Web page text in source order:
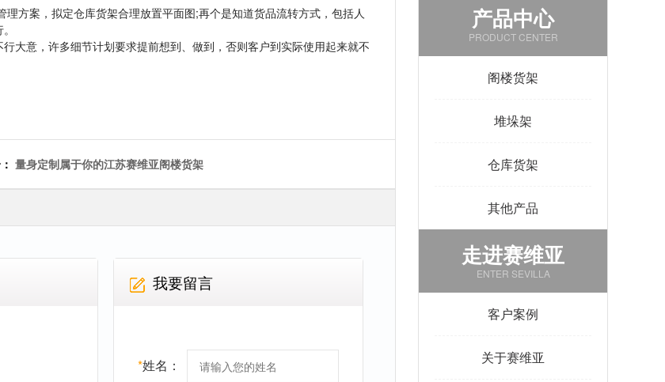
方案，拟定仓库货架合理放置平面图;再个是知道货品流转方式，包括人
大意，许多细节计划要求提前想到、做到，否则客户到实际使用起来就不
量身定制属于你的江苏赛维亚阁楼货架
我要留言
*姓名：
产品中心
PRODUCT CENTER
阁楼货架
堆垛架
仓库货架
其他产品
走进赛维亚
ENTER SEVILLA
客户案例
关于赛维亚